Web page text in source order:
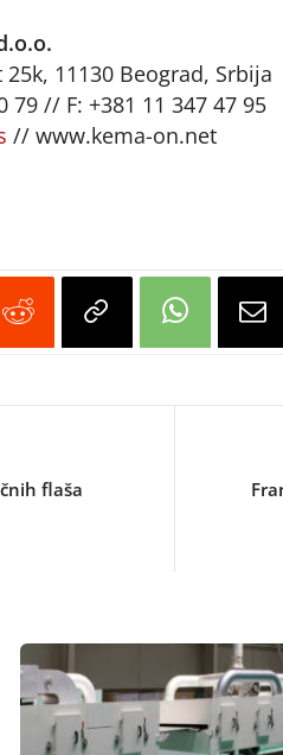
11130 Beograd, Srbija
79 // F: +381 11 347 47 95
// www.kema-on.net
flaša